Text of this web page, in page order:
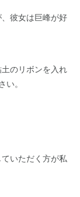
彼女は巨峰が好
のリボンを入れ
。
いただく方が私